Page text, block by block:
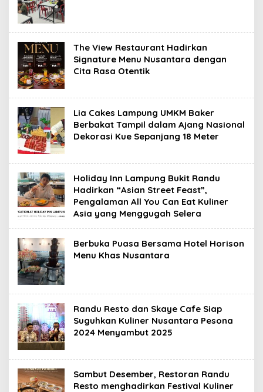
The View Restaurant Hadirkan
Signature Menu Nusantara dengan
Cita Rasa Otentik
Lia Cakes Lampung UMKM Baker
Berbakat Tampil dalam Ajang Nasional
Dekorasi Kue Sepanjang 18 Meter
Holiday Inn Lampung Bukit Randu
Hadirkan “Asian Street Feast”,
Pengalaman All You Can Eat Kuliner
Asia yang Menggugah Selera
Berbuka Puasa Bersama Hotel Horison
Menu Khas Nusantara
Randu Resto dan Skaye Cafe Siap
Suguhkan Kuliner Nusantara Pesona
2024 Menyambut 2025
Sambut Desember, Restoran Randu
Resto menghadirkan Festival Kuliner